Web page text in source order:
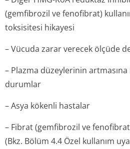
(gemfibrozil ve fenofibrat)
toksisitesi hikayesi
– Vücuda zarar verecek ölçüde
– Plazma düzeylerinin
durumlar
– Asya kökenli hastalar
– Fibrat (gemfibrozil ve
(Bkz. Bölüm 4.4 Özel kullanım